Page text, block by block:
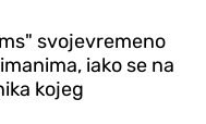
svojevremeno
iako se na
kojeg